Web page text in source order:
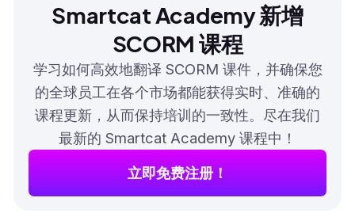
Smartcat Academy 新增
SCORM 课程
学习如何高效地翻译 SCORM 课件，并确保您
的全球员工在各个市场都能获得实时、准确的
课程更新，从而保持培训的一致性。尽在我们
最新的 Smartcat Academy 课程中！
立即免费注册！